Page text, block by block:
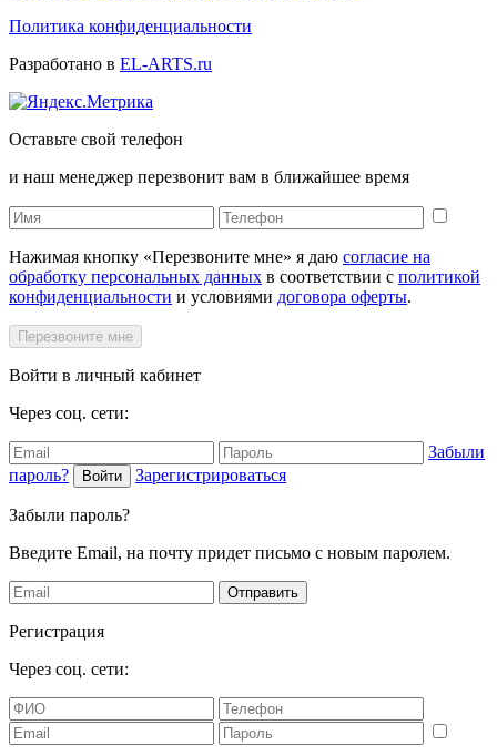
Политика конфиденциальности
Разработано в EL-ARTS.ru
Оставьте свой телефон
и наш менеджер перезвонит вам в ближайшее время
Нажимая кнопку «Перезвоните мне» я даю согласие на
обработку персональных данных в соответствии с политикой
конфиденциальности и условиями договора оферты.
Перезвоните мне
Войти в личный кабинет
Через соц. сети:
Забыли
пароль?
Войти Зарегистрироваться
Забыли пароль?
Введите Email, на почту придет письмо с новым паролем.
Отправить
Регистрация
Через соц. сети: